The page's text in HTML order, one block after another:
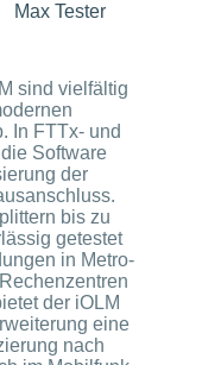
sind vielfältig
In FTTx- und
Software
der
bis zu
getestet
in Metro-
der iOLM
eine
nach